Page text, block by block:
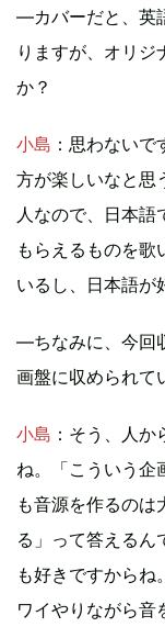
―カバーだと、英
りますが、オリジ
か？
小島 ：思わない
方が楽しいなと思
人なので、日本語
もらえるものを歌
いるし、日本語が
―ちなみに、今回
画盤に収められて
小島 ：そう、人
ね。「こういう企
も音源を作るの
る」って答えるん
も好きですからね
ワイやりながら音